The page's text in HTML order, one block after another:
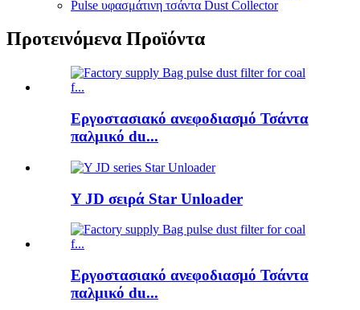
Pulse υφασμάτινη τσάντα Dust Collector
Προτεινόμενα Προϊόντα
Εργοστασιακό ανεφοδιασμό Τσάντα
παλμικό du...
Y JD σειρά Star Unloader
Εργοστασιακό ανεφοδιασμό Τσάντα
παλμικό du...